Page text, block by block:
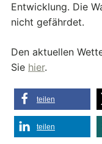
Entwicklung. Die
nicht gefährdet.
Den aktuellen
Sie hier.
teilen
teilen